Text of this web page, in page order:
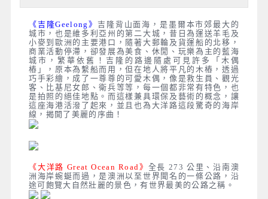
《吉隆Geelong》吉隆背山面海，是墨爾本市郊最大的
城市，也是維多利亞州的第二大城，昔日為運送羊毛及
小麥到歐洲的主要港口，隨著大郵輪及貨運船的北移，
商業活動停滯，卻發展為美食、休閒、玩樂為主的藍海
城市，繁華依舊！吉隆的路邊隨處可見許多「木偶
樁」，原本為繫船而用，但在地人將平凡的木樁，透過
巧手彩繪，成了一尊尊的可愛木偶，像是救生員、觀光
客、比基尼女郎、衛兵等等，每一個都非常有特色，也
是拍照的絕佳地點。而這樣兼具環保及藝術的概念，讓
這座海港活潑了起來，並且也為大洋路這段驚奇的海岸
線，揭開了美麗的序曲！
《大洋路 Great Ocean Road》 全長 273 公里、沿南澳
洲海岸蜿蜒而過，是澳洲以至世界聞名的一條公路，沿
途可飽覽大自然壯麗的景色，有世界最美的公路之稱。